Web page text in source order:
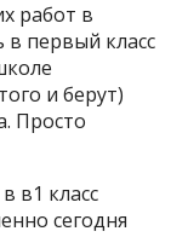
работ в
в первый класс
и берут)
Просто
в1 класс
сегодня